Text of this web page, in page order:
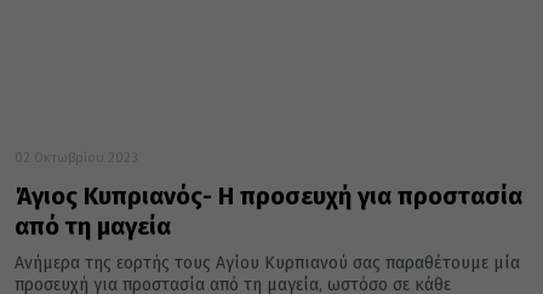
02 Οκτωβρίου 2023
Άγιος Κυπριανός- Η προσευχή για προστασία
από τη μαγεία
Ανήμερα της εορτής τους Αγίου Κυρπιανού σας παραθέτουμε μία
προσευχή για προστασία από τη μαγεία, ωστόσο σε κάθε